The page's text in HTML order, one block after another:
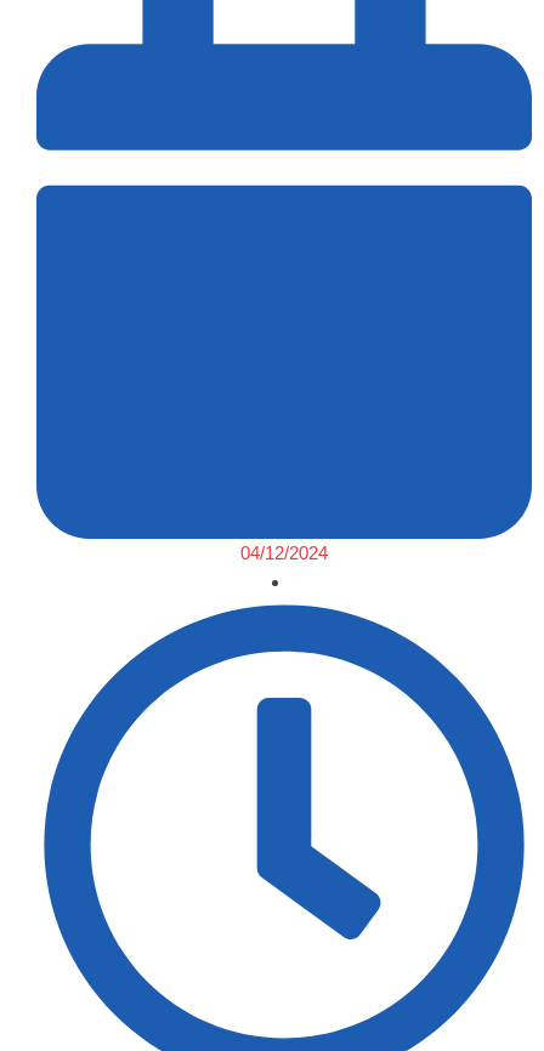
04/12/2024